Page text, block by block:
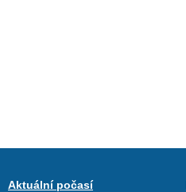
Aktuální počasí